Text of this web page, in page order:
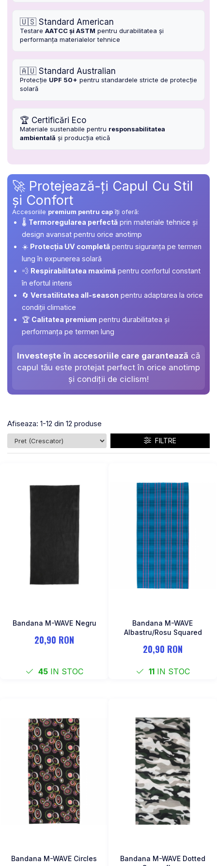
🇺🇸 Standard American
Testare AATCC și ASTM pentru durabilitatea și
performanța materialelor tehnice
🇦🇺 Standard Australian
Protecție UPF 50+ pentru standardele stricte de protecție
solară
🏆 Certificări Eco
Materiale sustenabile pentru responsabilitatea
ambientală și producția etică
🚀 Protejează-ți Capul Cu Stil
și Confort
Accesoriile premium pentru capîți oferă:
🌡️ Termoregularea perfectă prin materiale tehnice și
design avansat pentru orice anotimp
☀️ Protecția UV completă pentru siguranța pe termen
lung în expunerea solară
💨 Respirabilitatea maximă pentru confortul constant
în efortul intens
🔄 Versatilitatea all-season pentru adaptarea la orice
condiții climatice
🏆 Calitatea premium pentru durabilitatea și
performanța pe termen lung
Investește în accesoriile care garantează că
capul tău este protejat perfect în orice anotimp
și condiții de ciclism!
Afiseaza: 1-12 din 12 produse
FILTRE
Bandana M-WAVE Negru
20,90 RON
45IN STOC
Bandana M-WAVE
Albastru/Rosu Squared
20,90 RON
11IN STOC
Bandana M-WAVE Circles
Bandana M-WAVE Dotted